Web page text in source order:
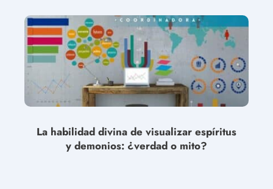
La habilidad divina de visualizar espíritus
y demonios: ¿verdad o mito?